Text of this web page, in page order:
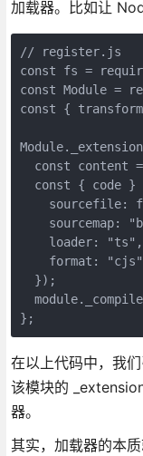
加载器。比如让
// register.js
const fs =
const Module =
const {
const content
const { code }
sourcefile:
sourcemap:
    loader: "ts",
format:
  });
};
在以上代码中，我
该模块的
器。
其实，加载器的本